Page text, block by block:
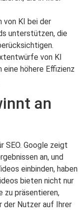
von KI bei der
unterstützen, die
von KI
eine höhere Effizienz
an
SEO. Google zeigt
an, und
einbinden, haben
bieten nicht nur
zu präsentieren,
der Nutzer auf Ihrer